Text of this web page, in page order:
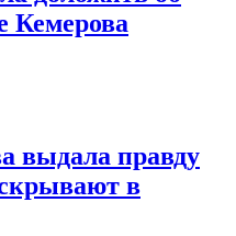
Кемерова
выдала правду
в